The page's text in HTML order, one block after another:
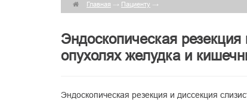
Главная → Пациенту →
Эндоскопическая
опухолях желудка и
Эндоскопическая резекция и диссекция